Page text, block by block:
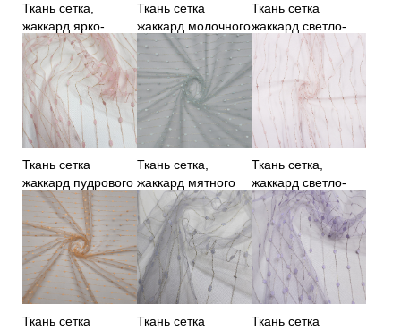
Ткань сетка,
жаккард ярко-
красная
Ткань сетка
жаккард молочного
цвета с золотой
нитью
Ткань сетка
жаккард светло-
желтая
Ткань сетка
жаккард пудрового
цвета
Ткань сетка,
жаккард мятного
цвета
Ткань сетка,
жаккард светло-
розовая
Ткань сетка
Ткань сетка
Ткань сетка